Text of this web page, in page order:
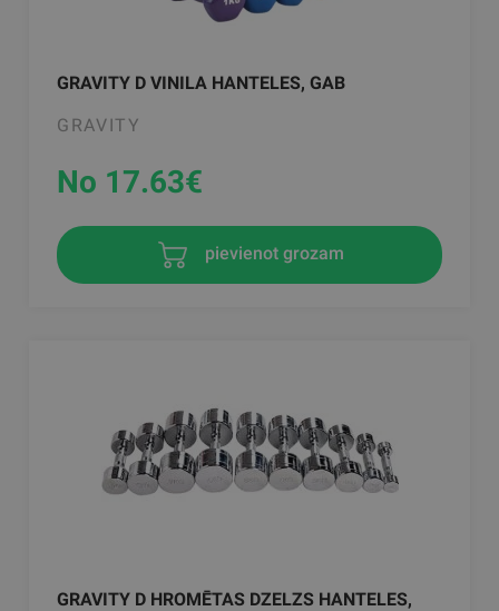
GRAVITY D VINILA HANTELES, GAB
GRAVITY
No 17.63€
pievienot grozam
GRAVITY D HROMĒTAS DZELZS HANTELES,